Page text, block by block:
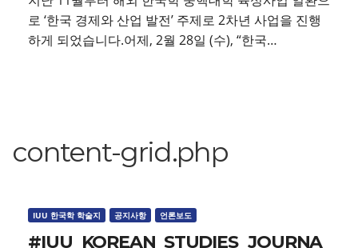
로 ‘한국 경제와 산업 발전’ 주제로 2차년 사업을 진행
하게 되었습니다.어제, 2월 28일 (수), “한국…
content-grid.php
IUU 한국학 학술지 공지사항 언론보도
#IUU_KOREAN_STUDIES_JOURNA